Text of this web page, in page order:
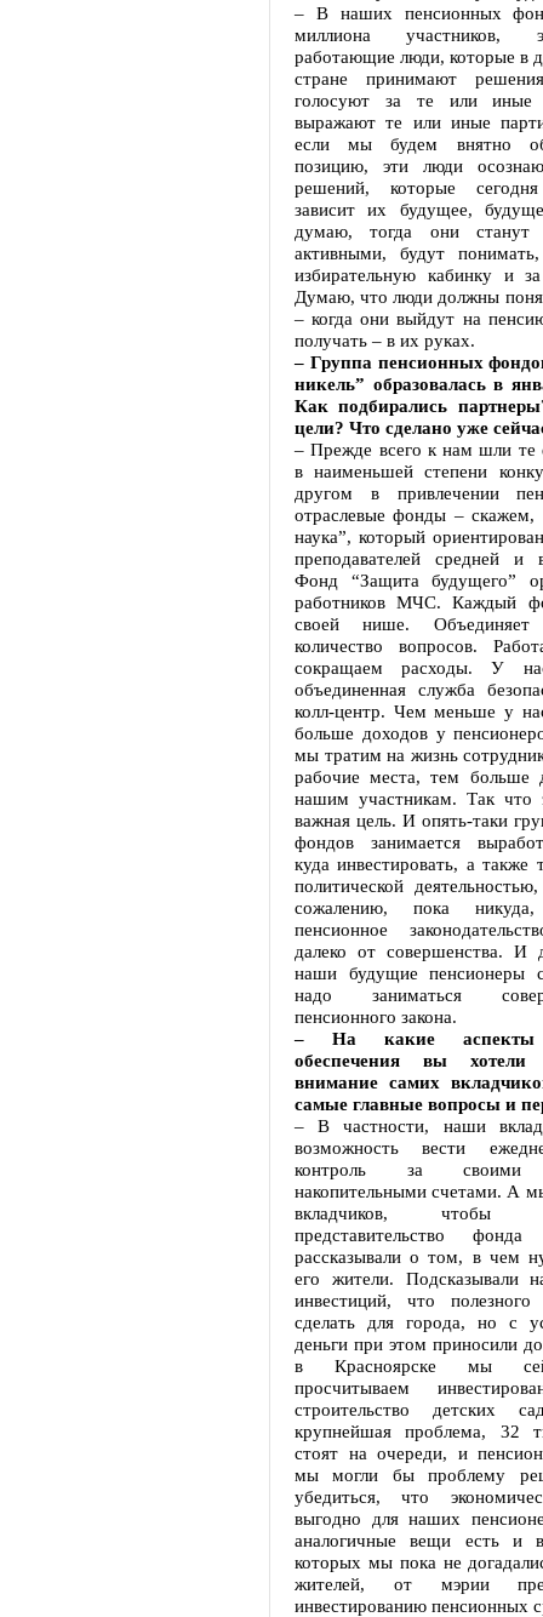
– В наших пенсионных
миллиона участников,
работающие люди, которые в
стране принимают
голосуют за те или иные
выражают те или иные
если мы будем внятно
позицию, эти люди
решений, которые
зависит их будущее,
думаю, тогда они станут
активными, будут
избирательную кабинку и
Думаю, что люди должны
– когда они выйдут на
получать – в их руках.
– Группа пенсионных
никель” образовалась в
Как подбирались
цели? Что сделано уже
– Прежде всего к нам шли те
в наименьшей степени
другом в привлечении
отраслевые фонды – скажем,
наука”, который
преподавателей средней
Фонд “Защита будущего”
работников МЧС. Каждый
своей нише.
количество вопросов.
сокращаем расходы. У
объединенная служба
колл-центр. Чем меньше у
больше доходов у
мы тратим на жизнь
рабочие места, тем больше
нашим участникам. Так что
важная цель. И опять-таки
фондов занимается
куда инвестировать, а также
политической
сожалению, пока
пенсионное
далеко от совершенства. И
наши будущие пенсионеры
надо заниматься
пенсионного закона.
– На какие аспекты
обеспечения вы
внимание самих
самые главные вопросы и
– В частности, наши
возможность вести
контроль за своими
накопительными счетами. А
вкладчиков, чтобы
представительство
рассказывали о том, в чем
его жители. Подсказывали
инвестиций, что
сделать для города, но с
деньги при этом приносили
в Красноярске мы
просчитываем
строительство детских
крупнейшая проблема, 32
стоят на очереди, и
мы могли бы проблему
убедиться, что
выгодно для наших
аналогичные вещи есть и
которых мы пока не
жителей, от мэрии
инвестированию пенсионных